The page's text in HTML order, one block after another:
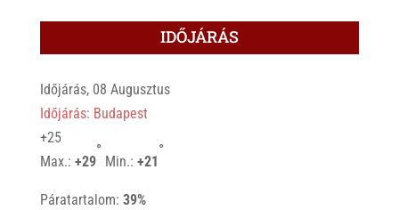
IDŐJÁRÁS
Időjárás, 08 Augusztus
Időjárás: Budapest
+25
Max.: +29
°
Min.: +21
°
Páratartalom: 39%